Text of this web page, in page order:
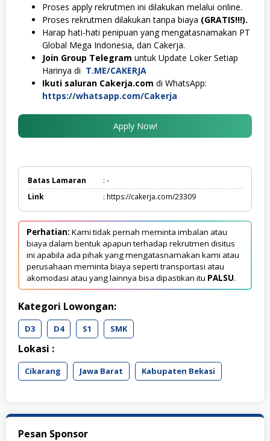
Proses apply rekrutmen ini dilakukan melalui online.
Proses rekrutmen dilakukan tanpa biaya (GRATIS!!!).
Harap hati-hati penipuan yang mengatasnamakan PT
Global Mega Indonesia, dan Cakerja.
Join Group Telegram untuk Update Loker Setiap
Harinya di T.ME/CAKERJA
Ikuti saluran Cakerja.com di WhatsApp:
https://whatsapp.com/Cakerja
Apply Now!
Batas Lamaran
: -
Link
: https://cakerja.com/23309
Perhatian: Kami tidak pernah meminta imbalan atau
biaya dalam bentuk apapun terhadap rekrutmen disitus
ini apabila ada pihak yang mengatasnamakan kami atau
perusahaan meminta biaya seperti transportasi atau
akomodasi atau yang lainnya bisa dipastikan itu PALSU.
Kategori Lowongan:
D3 D4 S1 SMK
Lokasi :
Cikarang Jawa Barat Kabupaten Bekasi
Pesan Sponsor